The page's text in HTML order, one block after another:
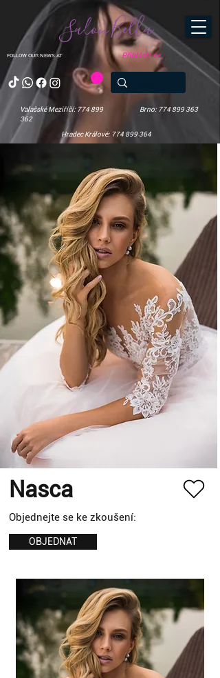
FOLLOW OUR NEWS AT
Salon Bella
Valašské Meziříčí: 774 899
362
Brno: 774 899 363
Hradec Králové: 774 899 364
Přihlásit se
Nasca
Objednejte se ke zkoušení:
OBJEDNAT